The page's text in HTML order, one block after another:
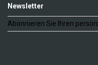
Newsletter
Abonnieren Sie Ihren